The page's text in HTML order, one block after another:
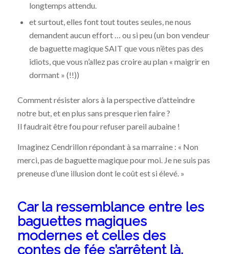
longtemps attendu.
et surtout, elles font tout toutes seules, ne nous
demandent aucun effort … ou si peu (un bon vendeur
de baguette magique SAIT que vous n’êtes pas des
idiots, que vous n’allez pas croire au plan « maigrir en
dormant » (!!))
Comment résister alors à la perspective d’atteindre
notre but, et en plus sans presque rien faire ?
Il faudrait être fou pour refuser pareil aubaine !
Imaginez Cendrillon répondant à sa marraine : « Non
merci, pas de baguette magique pour moi. Je ne suis pas
preneuse d’une illusion dont le coût est si élevé. »
Car la ressemblance entre les
baguettes magiques
modernes et celles des
contes de fée s’arrêtent là.